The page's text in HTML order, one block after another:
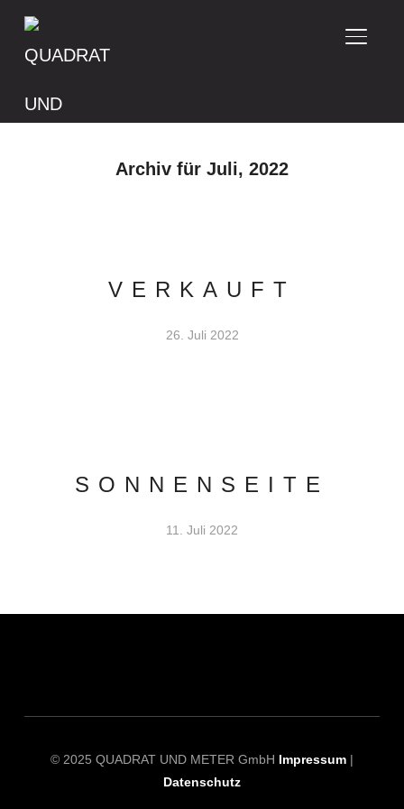
Archiv für Juli, 2022
VERKAUFT
26. Juli 2022
SONNENSEITE
11. Juli 2022
© 2025 QUADRAT UND METER GmbH Impressum |
Datenschutz